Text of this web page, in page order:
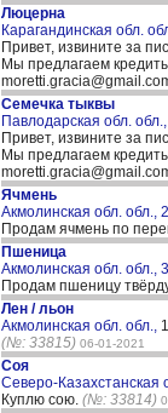
Люцерна
Карагандинская обл.
Привет, извините за
Мы предлагаем
Семечка тыквы
Павлодарская обл. обл.,
Привет, извините за
Мы предлагаем
Ячмень
Акмолинская обл. обл.,
Продам ячмень по
Пшеница
Акмолинская обл. обл.,
Продам пшеницу
Лен / льон
Акмолинская обл. обл.,
(№: 33815) 06-01-2021
Соя
Северо-Казахстанская
Куплю сою. (№: 33814)